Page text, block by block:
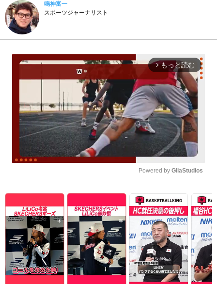
鳴神富一
スポーツジャーナリスト
arrow_forward_ios もっと読む
Powered by GliaStudios